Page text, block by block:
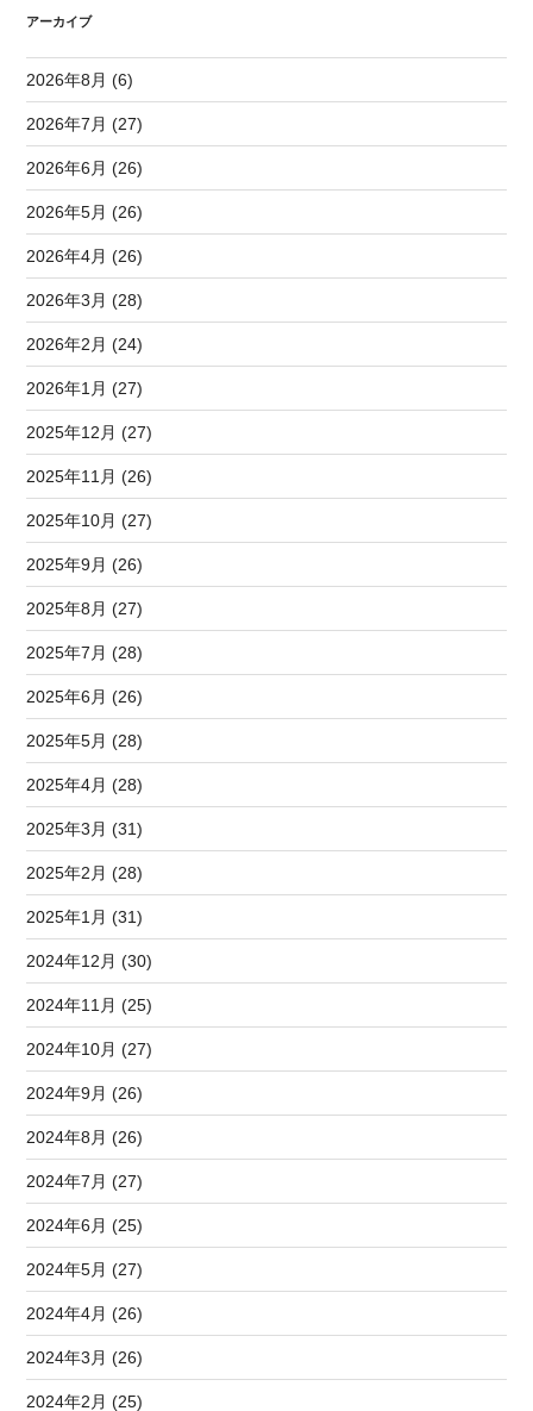
アーカイブ
2026年8月 (6)
2026年7月 (27)
2026年6月 (26)
2026年5月 (26)
2026年4月 (26)
2026年3月 (28)
2026年2月 (24)
2026年1月 (27)
2025年12月 (27)
2025年11月 (26)
2025年10月 (27)
2025年9月 (26)
2025年8月 (27)
2025年7月 (28)
2025年6月 (26)
2025年5月 (28)
2025年4月 (28)
2025年3月 (31)
2025年2月 (28)
2025年1月 (31)
2024年12月 (30)
2024年11月 (25)
2024年10月 (27)
2024年9月 (26)
2024年8月 (26)
2024年7月 (27)
2024年6月 (25)
2024年5月 (27)
2024年4月 (26)
2024年3月 (26)
2024年2月 (25)